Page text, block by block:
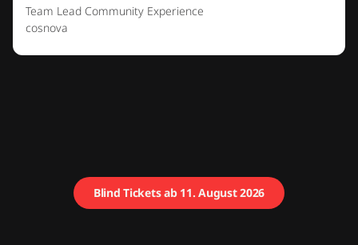
Team Lead Community Experience
cosnova
Blind Tickets ab 11. August 2026